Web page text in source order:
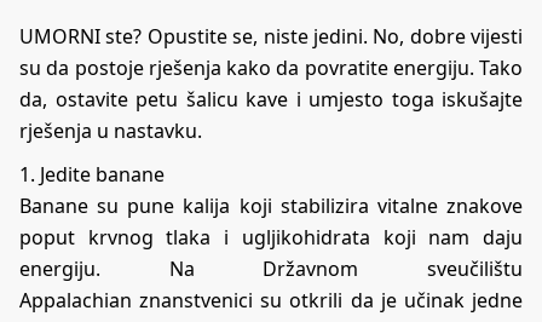
UMORNI ste? Opustite se, niste jedini. No, dobre vijesti
su da postoje rješenja kako da povratite energiju. Tako
da, ostavite petu šalicu kave i umjesto toga iskušajte
rješenja u nastavku.
1. Jedite banane
Banane su pune kalija koji stabilizira vitalne znakove
poput krvnog tlaka i ugljikohidrata koji nam daju
energiju. Na Državnom sveučilištu
Appalachian znanstvenici su otkrili da je učinak jedne